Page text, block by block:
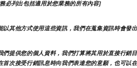
必列出包括適用於您業務的所有內容]
以其他方式使用這些資訊，我們在蒐集資訊時會發出
們提供您的個人資料，我們打算將其用於直接行銷
首次接受行銷訊息時向我們表達您的意願，也可以